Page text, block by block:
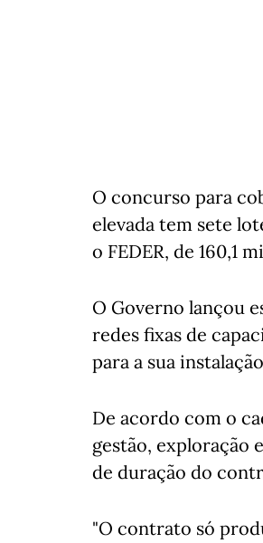
O concurso para
elevada tem sete
o FEDER, de 160,1
O Governo lançou
redes fixas de
para a sua
De acordo com o
gestão, exploração
de duração do
"O contrato só